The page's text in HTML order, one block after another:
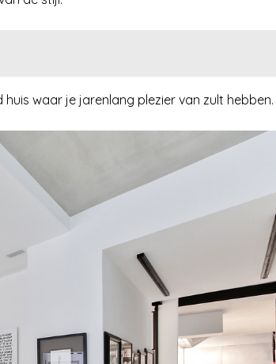
waar je jarenlang plezier van zult hebben.